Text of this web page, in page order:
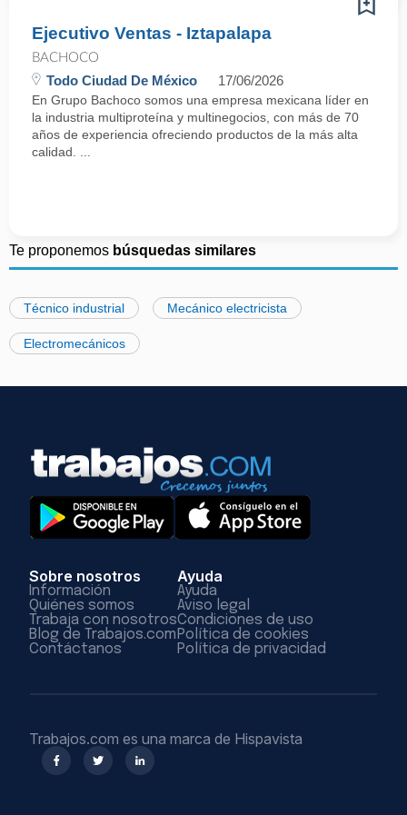
Ejecutivo Ventas - Iztapalapa
BACHOCO
Todo Ciudad De México 17/06/2026
En Grupo Bachoco somos una empresa mexicana líder en
la industria multiproteína y multinegocios, con más de 70
años de experiencia ofreciendo productos de la más alta
calidad. ...
Te proponemos búsquedas similares
Técnico industrial Mecánico electricista
Electromecánicos
Sobre nosotros
Información
Quiénes somos
Trabaja con nosotros
Blog de Trabajos.com
Contáctanos
Ayuda
Ayuda
Aviso legal
Condiciones de uso
Política de cookies
Política de privacidad
Trabajos.com es una marca de Hispavista